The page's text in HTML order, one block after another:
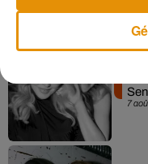
Musique
7